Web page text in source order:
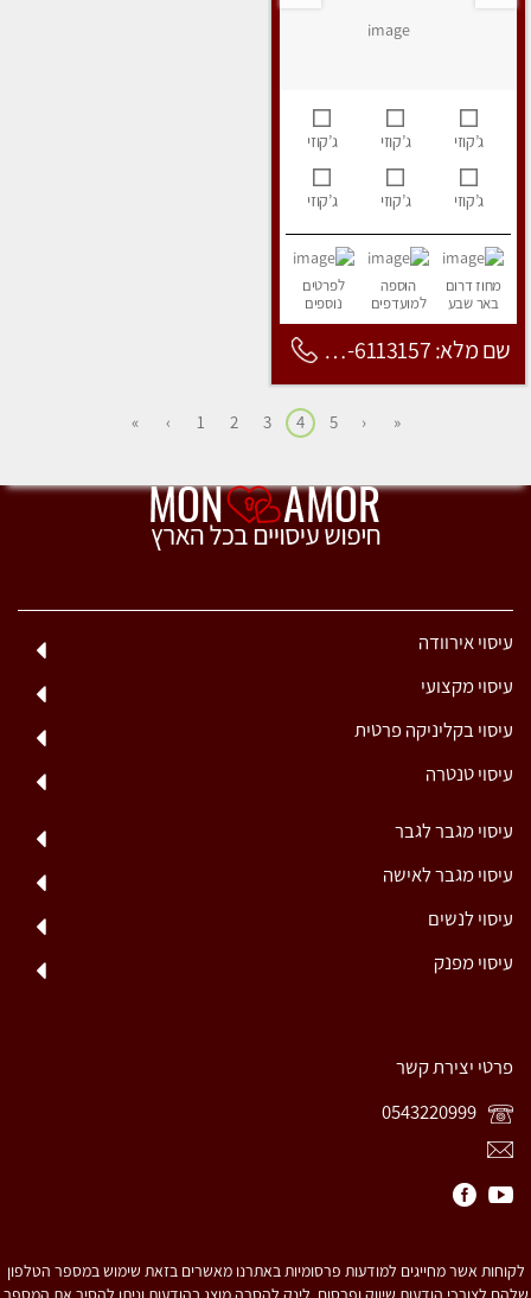
ג’קוזי ג’קוזי ג’קוזי
ג’קוזי ג’קוזי ג’קוזי
מחוז דרום
באר שבע
הוספה
למועדפים
לפרטים
נוספים
שם מלא: 053-6113157
«
‹
5
4
3
2
1
›
»
עיסוי אירוודה
עיסוי מקצועי
עיסוי בקליניקה פרטית
עיסוי טנטרה
עיסוי מגבר לגבר
עיסוי מגבר לאישה
עיסוי לנשים
עיסוי מפנק
פרטי יצירת קשר
לקוחות אשר מחייגים למודעות פרסומיות באתרנו מאשרים בזאת שימוש במספר הטלפון